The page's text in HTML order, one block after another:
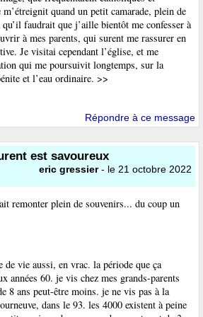
m’étreignit quand un petit camarade, plein de
faudrait que j’aille bientôt me confesser à
à mes parents, qui surent me rassurer en
Je visitai cependant l’église, et me
qui me poursuivit longtemps, sur la
et l’eau ordinaire. >>
Répondre à ce message
est savoureux
eric gressier- le 21 octobre 2022
remonter plein de souvenirs... du coup un
de vie aussi, en vrac. la période que ça
années 60. je vis chez mes grands-parents
8 ans peut-être moins. je ne vis pas à la
dans le 93. les 4000 existent à peine